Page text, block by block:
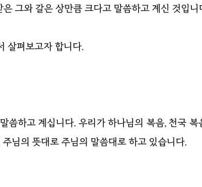
그와 갈은 상만큼 크다고 말씀하고 계신 것입니
살펴보고자 합니다.
하고 계십니다. 우리가 하나님의 복음, 천국
님의 뜻대로 주님의 말씀대로 하고 있습니다.